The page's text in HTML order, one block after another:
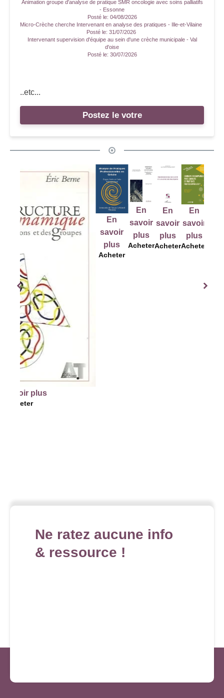
Animation groupe d'analyse de pratique SMR oncologie avec soins palliatifs
- Essonne
Posté le: 04/08/2026
Micro-Crèche cherche Intervenant en analyse des pratiques - Ille-et-Vilaine
Posté le: 31/07/2026
Intervenant supervision d'équipe au sein d'une crèche municipale - Val
d'oise
Posté le: 30/07/2026
..etc...
Postez le votre
plus
En
savoir
Acheter
En
savoir
plus
Acheter
En
savoir
plus
Acheter
En
savoir
plus
Acheter
En
savoir
plus
Acheter
Ne ratez aucune info
& ressource !